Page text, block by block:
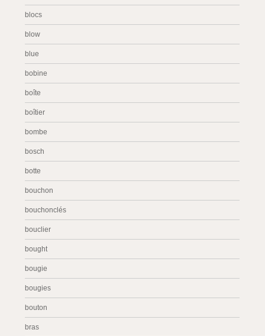
blocs
blow
blue
bobine
boîte
boîtier
bombe
bosch
botte
bouchon
bouchonclés
bouclier
bought
bougie
bougies
bouton
bras